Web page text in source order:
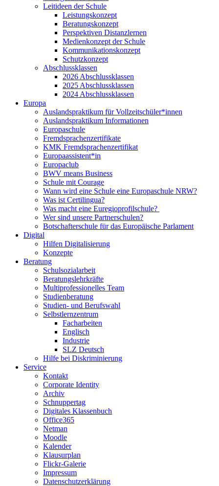
Leitideen der Schule
Leistungskonzept
Beratungskonzept
Perspektiven Distanzlernen
Medienkonzept der Schule
Kommunikationskonzept
Schutzkonzept
Abschlussklassen
2026 Abschlussklassen
2025 Abschlussklassen
2024 Abschlussklassen
Europa
Auslandspraktikum für Vollzeitschüler*innen
Auslandspraktikum Informationen
Europaschule
Fremdsprachenzertifikate
KMK Fremdsprachenzertifikat
Europaassistent*in
Europaclub
BWV means Business
Schule mit Courage
Wann wird eine Schule eine Europaschule NRW?
Was ist Certilingua?
Was macht eine Euregioprofilschule?
Wer sind unsere Partnerschulen?
Botschafterschule für das Europäische Parlament
Digital
Hilfen Digitalisierung
Konzepte
Beratung
Schulsozialarbeit
Beratungslehrkräfte
Multiprofessionelles Team
Studienberatung
Studien- und Berufswahl
Selbstlernzentrum
Facharbeiten
Englisch
Industrie
SLZ Deutsch
Hilfe bei Diskriminierung
Service
Kontakt
Corporate Identity
Archiv
Schnuppertag
Digitales Klassenbuch
Office365
Netman
Moodle
Kalender
Klausurplan
Flickr-Galerie
Impressum
Datenschutzerklärung